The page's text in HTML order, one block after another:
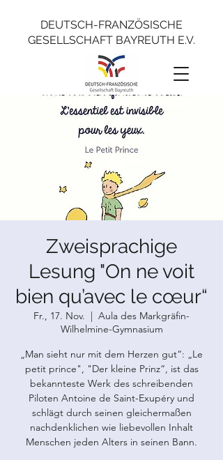
DEUTSCH-FRANZÖSISCHE
GESELLSCHAFT BAYREUTH E.V.
Zweisprachige
Lesung "On ne voit
bien qu’avec le cœur“
Fr., 17. Nov.
  |
Aula des Markgräfin-
Wilhelmine-Gymnasium
„Man sieht nur mit dem Herzen gut“: „Le
petit prince", "Der kleine Prinz“, ist das
bekannteste Werk des schreibenden
Piloten Antoine de Saint-Exupéry und
schlägt durch seinen gleichermaßen
nachdenklichen wie liebevollen Inhalt
Menschen jeden Alters in seinen Bann.